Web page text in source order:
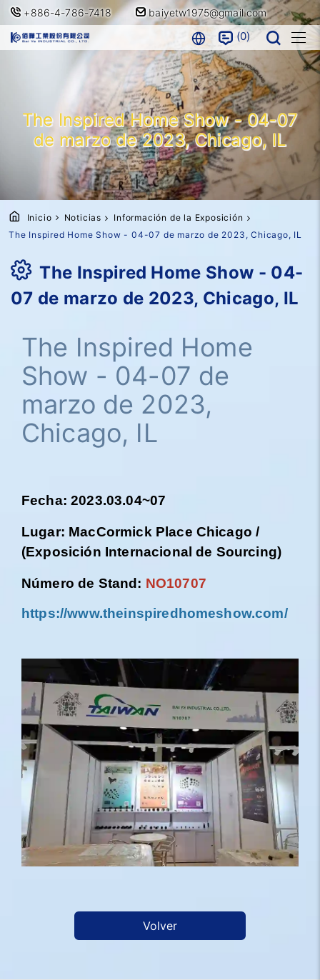
+886-4-786-7418 baiyetw1975@gmail.com
0
The Inspired Home Show - 04-07
de marzo de 2023, Chicago, IL
Inicio Noticias
Información de la Exposición
The Inspired Home Show - 04-07 de marzo de 2023, Chicago, IL
The Inspired Home Show - 04-
07 de marzo de 2023, Chicago, IL
The Inspired Home
Show - 04-07 de
marzo de 2023,
Chicago, IL
Fecha: 2023.03.04~07
Lugar: MacCormick Place Chicago /
(Exposición Internacional de Sourcing)
Número de Stand: NO10707
https://www.theinspiredhomeshow.com/
Volver